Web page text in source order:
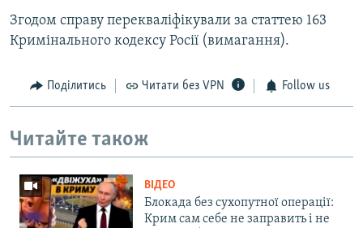
Згодом справу перекваліфікували за статтею 163
Кримінального кодексу Росії (вимагання).
Поділитись Читати без VPN Follow us
Читайте також
ВІДЕО
Блокада без сухопутної операції:
Крим сам себе не заправить і не